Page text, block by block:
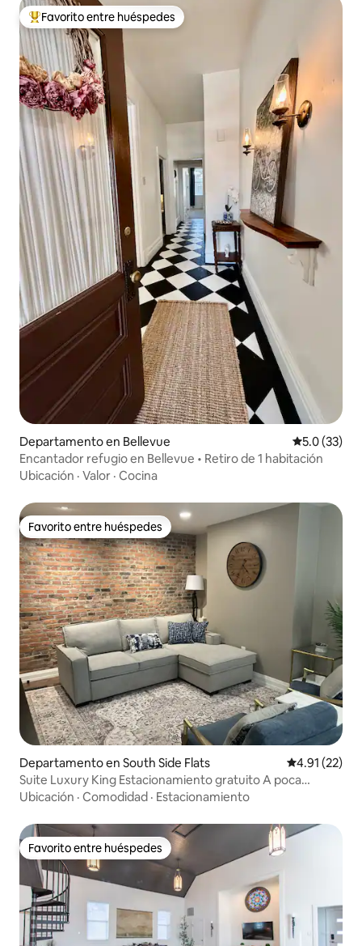
De los mejores en Favorito entre huéspedes
Favorito entre huéspedes
Departamento en Bellevue Calificación
5.0 (33)
Encantador refugio en Bellevue • Retiro de 1 habitación
Ubicación · Valor · Cocina
Favorito entre huéspedes
Favorito entre huéspedes
Departamento en South Side Flats Calificación
4.91 (22)
Suite Luxury King Estacionamiento gratuito A poca
distancia a pie del South Side
Ubicación · Comodidad · Estacionamiento
Favorito entre huéspedes
Favorito entre huéspedes